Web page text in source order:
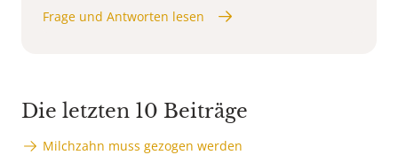
Frage und Antworten lesen
Die letzten 10 Beiträge
Milchzahn muss gezogen werden